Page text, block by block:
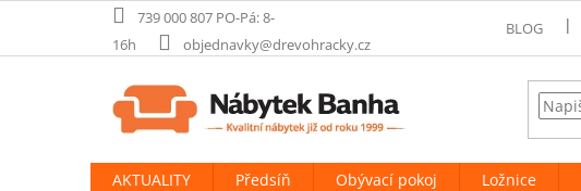
obsah
739 000 807 PO-Pá: 8-
16h
objednavky@drevohracky.cz
BLOG
AKTUALITY Předsíň Obývací pokoj Ložnice